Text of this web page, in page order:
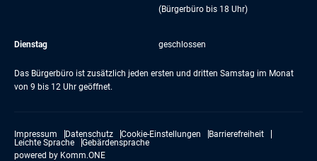
(Bürgerbüro bis 18 Uhr)
Dienstag geschlossen
Das Bürgerbüro ist zusätzlich jeden ersten und dritten Samstag im Monat
von 9 bis 12 Uhr geöffnet.
Impressum Datenschutz Cookie-Einstellungen
Barrierefreiheit
Leichte Sprache
Gebärdensprache
powered by Komm.ONE